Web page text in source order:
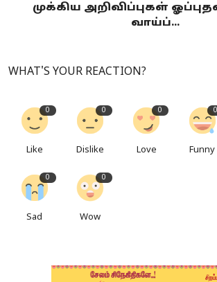
முக்கிய அறிவிப்புகள்
வாய்ப்...
WHAT'S YOUR REACTION?
0
Like
0
Dislike
0
Love
0
Funny
0
Sad
0
Wow